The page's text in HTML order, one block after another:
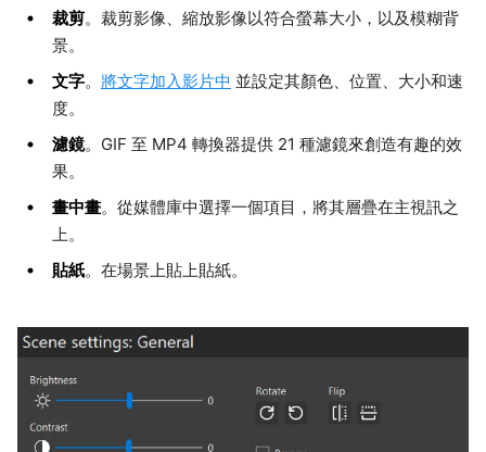
裁剪。裁剪影像、縮放影像以符合螢幕大小，以及模糊背
景。
文字。 將文字加入影片中 並設定其顏色、位置、大小和速
度。
濾鏡。GIF 至 MP4 轉換器提供 21 種濾鏡來創造有趣的效
果。
畫中畫。從媒體庫中選擇一個項目，將其層疊在主視訊之
上。
貼紙。在場景上貼上貼紙。